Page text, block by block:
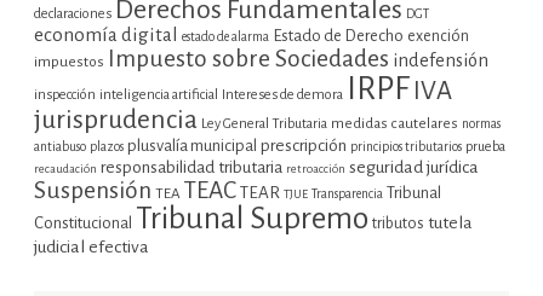
declaraciones Derechos Fundamentales DGT
economía digital estado de alarma Estado de Derecho exención
impuestos Impuesto sobre Sociedades indefensión
inspección inteligencia artificial Intereses de demora IRPF IVA
jurisprudencia Ley General Tributaria medidas cautelares normas
antiabuso plazos plusvalía municipal prescripción principios tributarios prueba
recaudación responsabilidad tributaria retroacción seguridad jurídica
Suspensión TEA TEAC TEAR TJUE Transparencia Tribunal
Constitucional Tribunal Supremo tributos tutela
judicial efectiva